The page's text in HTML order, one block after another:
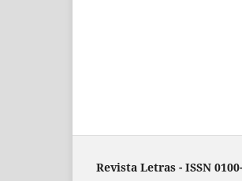
Revista Letras - ISSN